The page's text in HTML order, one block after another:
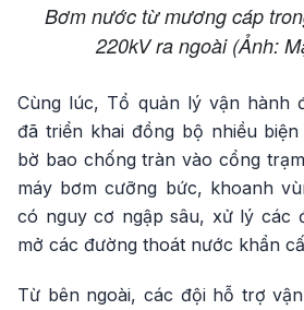
Bơm nước từ mương cáp
220kV ra ngoài (Ảnh:
Cùng lúc, Tổ quản lý vận hành
đã triển khai đồng bộ nhiều
bờ bao chống tràn vào cổng
máy bơm cưỡng bức, khoanh
có nguy cơ ngập sâu, xử lý các
mở các đường thoát nước khẩn
Từ bên ngoài, các đội hỗ trợ